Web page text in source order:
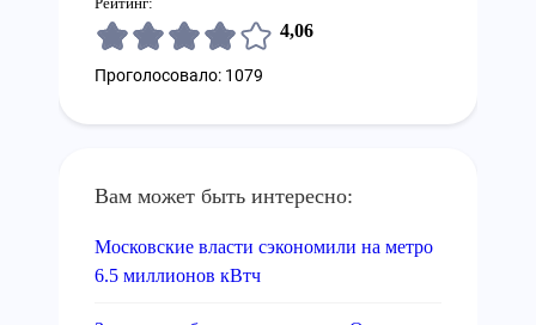
4,06
Проголосовало: 1079
Вам может быть интересно:
Московские власти сэкономили на метро
6.5 миллионов кВтч